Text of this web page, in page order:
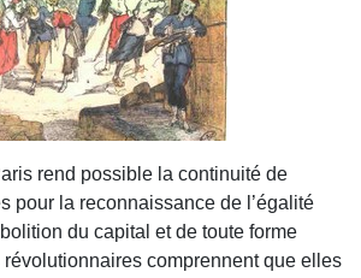
rend possible la continuité de
pour la reconnaissance de l’égalité
du capital et de toute forme
révolutionnaires comprennent que elles